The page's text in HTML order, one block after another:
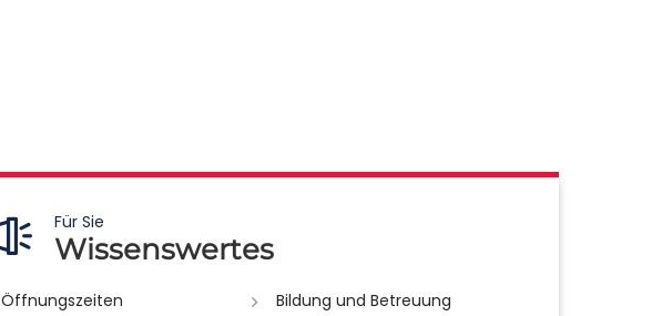
Für Sie
Wissenswertes
Öffnungszeiten
Bildung und Betreuung